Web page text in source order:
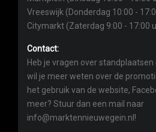
Vreeswijk (Donderdag 10:00 -
Citymarkt (Zaterdag 9:00 - 17:00
Contact:
Heb je vragen over
wil je meer weten over de
het gebruik van de website,
meer? Stuur dan een mail naar
info@marktennieuwegein.nl!